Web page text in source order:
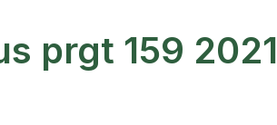
prgt 159 2021